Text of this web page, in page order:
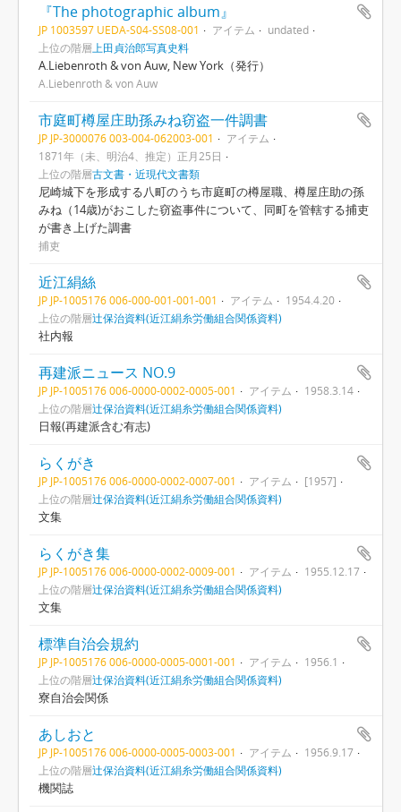
『The photographic album』
JP 1003597 UEDA-S04-SS08-001 アイテム
undated
上位の階層 上田貞治郎写真史料
A.Liebenroth & von Auw, New York（発行）
A.Liebenroth & von Auw
市庭町樽屋庄助孫みね窃盗一件調書
JP JP-3000076 003-004-062003-001
アイテム
1871年（未、明治4、推定）正月25日
上位の階層古文書・近現代文書類
尼崎城下を形成する八町のうち市庭町の樽屋職、樽屋庄助の孫
みね（14歳)がおこした窃盗事件について、同町を管轄する捕吏
が書き上げた調書
捕吏
近江絹絲
JP JP-1005176 006-000-001-001-001 アイテム
1954.4.20
上位の階層辻保治資料(近江絹糸労働組合関係資料)
社内報
再建派ニュース NO.9
JP JP-1005176 006-0000-0002-0005-001 アイテム
1958.3.14
上位の階層辻保治資料(近江絹糸労働組合関係資料)
日報(再建派含む有志)
らくがき
JP JP-1005176 006-0000-0002-0007-001 アイテム
[1957]
上位の階層辻保治資料(近江絹糸労働組合関係資料)
文集
らくがき集
JP JP-1005176 006-0000-0002-0009-001 アイテム
1955.12.17
上位の階層辻保治資料(近江絹糸労働組合関係資料)
文集
標準自治会規約
JP JP-1005176 006-0000-0005-0001-001 アイテム
1956.1
上位の階層辻保治資料(近江絹糸労働組合関係資料)
寮自治会関係
あしおと
JP JP-1005176 006-0000-0005-0003-001 アイテム
1956.9.17
上位の階層辻保治資料(近江絹糸労働組合関係資料)
機関誌